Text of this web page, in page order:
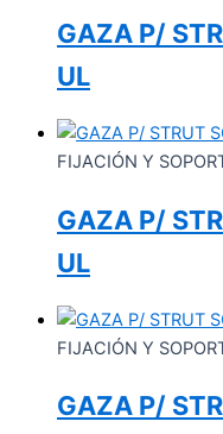
GAZA P/
UL
FIJACIÓN Y
GAZA P/
UL
FIJACIÓN Y
GAZA P/